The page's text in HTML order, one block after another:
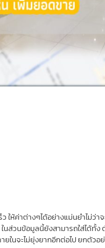
ให้ค่าต่างๆได้อย่างแม่นยำไม่
ส่วนข้อมูลนี้ยังสามารถใส่ได้ทั้
ในจะไม่ยุ่งยากอีกต่อไป ยกตัวอ